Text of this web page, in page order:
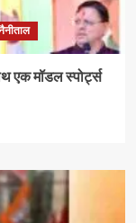
एक मॉडल स्पोर्ट्स